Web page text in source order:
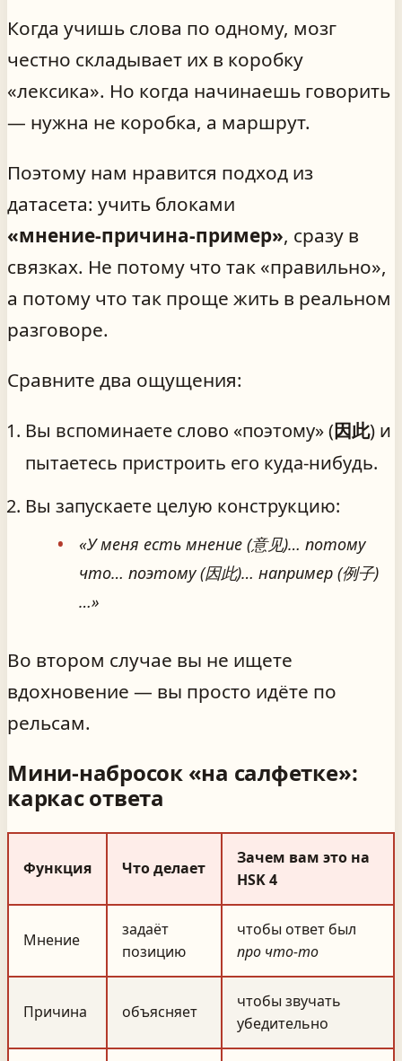
Когда учишь слова по одному, мозг
честно складывает их в коробку
«лексика». Но когда начинаешь говорить
— нужна не коробка, а маршрут.
Поэтому нам нравится подход из
датасета: учить блоками
«мнение‑причина‑пример», сразу в
связках. Не потому что так «правильно»,
а потому что так проще жить в реальном
разговоре.
Сравните два ощущения:
Вы вспоминаете слово «поэтому» (因此) и
пытаетесь пристроить его куда-нибудь.
Вы запускаете целую конструкцию:
«У меня есть мнение (意见)… потому
что… поэтому (因此)… например (例子)
…»
Во втором случае вы не ищете
вдохновение — вы просто идёте по
рельсам.
Мини-набросок «на салфетке»:
каркас ответа
Функция Что делает
Зачем вам это на
HSK 4
Мнение
задаёт
позицию
чтобы ответ был
про что-то
Причина объясняет
чтобы звучать
убедительно